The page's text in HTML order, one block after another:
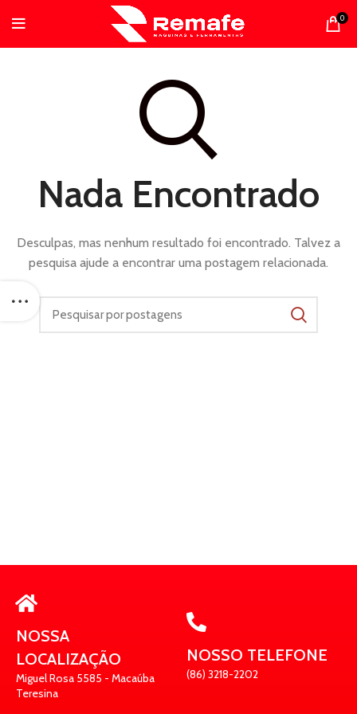
0
Nada Encontrado
Desculpas, mas nenhum resultado foi encontrado. Talvez a
pesquisa ajude a encontrar uma postagem relacionada.
NOSSA
LOCALIZAÇÃO
Miguel Rosa 5585 - Macaúba
Teresina
NOSSO TELEFONE
(86) 3218-2202